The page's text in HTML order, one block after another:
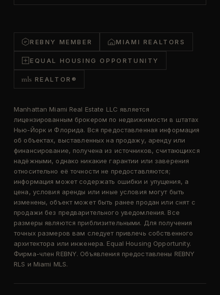
REBNY MEMBER MIAMI REALTORS
EQUAL HOUSING OPPORTUNITY
mls REALTOR®
Manhattan Miami Real Estate LLC является
лицензированным брокером по недвижимости в штатах
Нью-Йорк и Флорида. Вся предоставленная информация
об объектах, выставленных на продажу, аренду или
финансирование, получена из источников, считающихся
надёжными, однако никакие гарантии или заверения
относительно её точности не предоставляются;
информация может содержать ошибки и упущения, а
цена, условия аренды или иные условия могут быть
изменены, объект может быть ранее продан или снят с
продажи без предварительного уведомления. Все
размеры являются приблизительными. Для получения
точных размеров вам следует привлечь собственного
архитектора или инженера. Equal Housing Opportunity.
Фирма-член REBNY. Объявления предоставлены REBNY
RLS и Miami MLS.